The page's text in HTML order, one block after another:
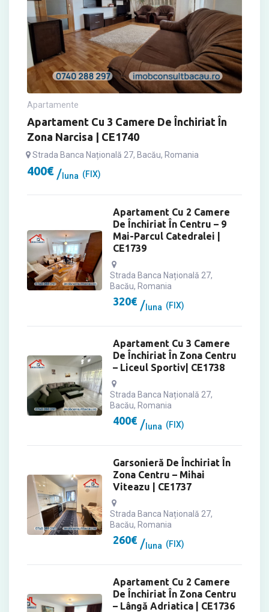
Apartamente
Apartament Cu 3 Camere De Închiriat În
Zona Narcisa | CE1740
Strada Banca Națională 27, Bacău, Romania
400€ luna (FIX)
Apartament Cu 2 Camere
De Închiriat În Centru – 9
Mai-Parcul Catedralei |
CE1739
Strada Banca Națională 27,
Bacău, Romania
320€ luna (FIX)
Apartament Cu 3 Camere
De Închiriat În Zona Centru
– Liceul Sportiv| CE1738
Strada Banca Națională 27,
Bacău, Romania
400€ luna (FIX)
Garsonieră De Închiriat În
Zona Centru – Mihai
Viteazu | CE1737
Strada Banca Națională 27,
Bacău, Romania
260€ luna (FIX)
Apartament Cu 2 Camere
De Închiriat În Zona Centru
– Lângă Adriatica | CE1736